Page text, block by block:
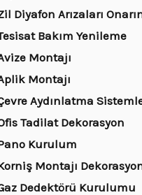
Diyafon Arızaları
Bakım Yenileme
Montajı
Montajı
Aydınlatma
Tadilat Dekorasyon
Kurulum
Montajı
Dedektörü Kurulumu